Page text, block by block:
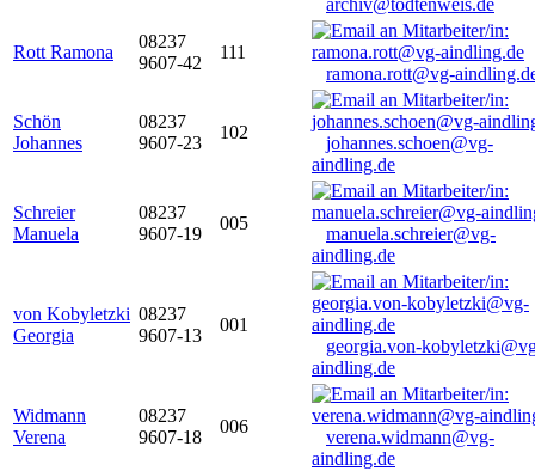
archiv@todtenweis.de
Rott Ramona
08237
9607-42
111
ramona.rott@vg-
Schön
Johannes
08237
9607-23
102
johannes.schoen@vg-
aindling.de
Schreier
Manuela
08237
9607-19
005
manuela.schreier@vg-
aindling.de
von Kobyletzki
Georgia
08237
9607-13
001
georgia.von-
aindling.de
Widmann
Verena
08237
9607-18
006
verena.widmann@vg-
aindling.de